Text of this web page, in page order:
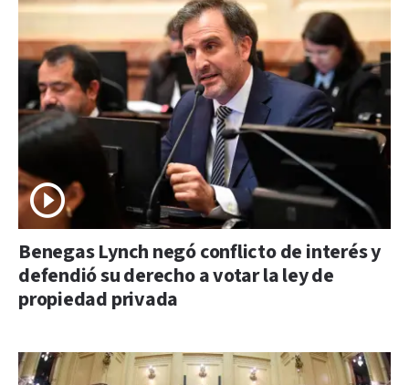
Benegas Lynch negó conflicto de interés y
defendió su derecho a votar la ley de
propiedad privada